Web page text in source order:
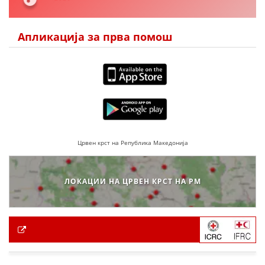
Апликација за прва помош
Црвен крст на Република Македонија
ЛОКАЦИИ НА ЦРВЕН КРСТ НА РМ